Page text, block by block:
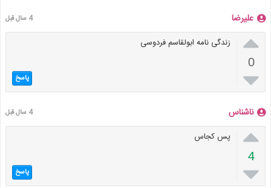
علیرضا 4 سال قبل

0

زندگی نامه ابولقاسم فردوسی
پاسخ
ناشناس 4 سال قبل

4

پس کجاس
پاسخ